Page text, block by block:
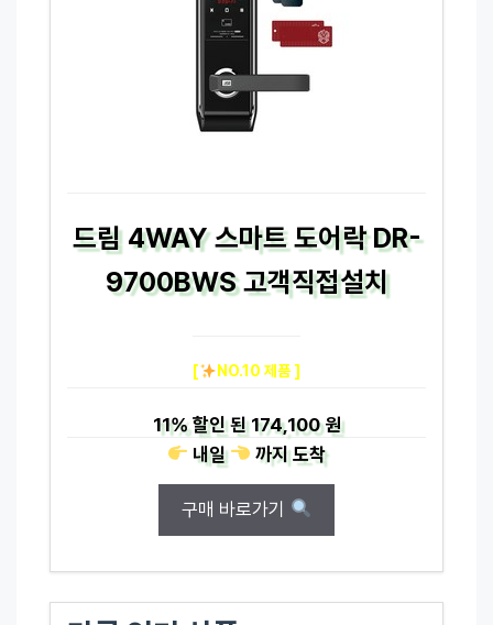
드림 4WAY 스마트 도어락 DR-
9700BWS 고객직접설치
[ NO.10 제품 ]
11%할인 된174,100 원
내일
까지도착
구매 바로가기